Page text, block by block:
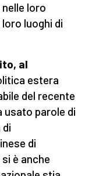
loro
luoghi di
al
estera
del recente
usato parole di
di
è anche